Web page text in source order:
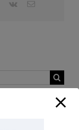
Pinterest
Vk Email